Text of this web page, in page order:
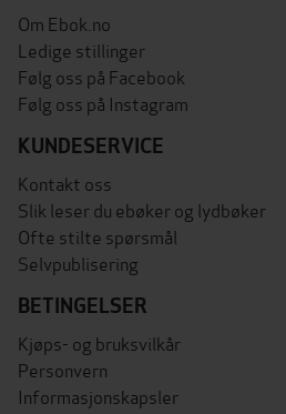
Om Ebok.no
Ledige stillinger
Følg oss på Facebook
Følg oss på Instagram
KUNDESERVICE
Kontakt oss
Slik leser du ebøker og lydbøker
Ofte stilte spørsmål
Selvpublisering
BETINGELSER
Kjøps- og bruksvilkår
Personvern
Informasjonskapsler